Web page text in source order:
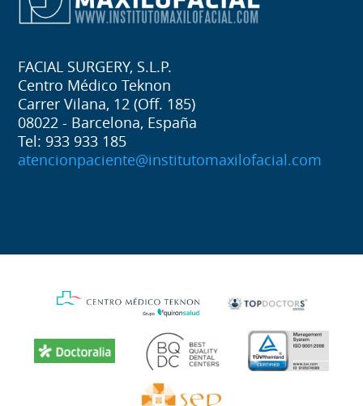
FACIAL SURGERY, S.L.P.
Centro Médico Teknon
Carrer Vilana, 12 (Off. 185)
08022 - Barcelona, España
Tel: 933 933 185
atencionpaciente@institutomaxilofacial.com